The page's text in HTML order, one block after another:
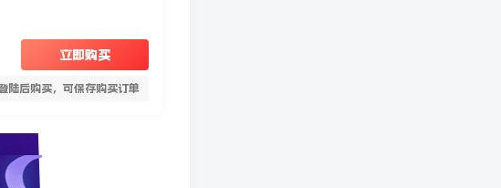
立即购买
陆后购买，可保存购买订单